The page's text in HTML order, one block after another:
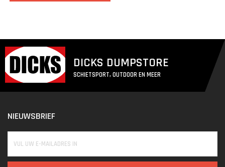
DICKS DUMPSTORE
SCHIETSPORT, OUTDOOR EN MEER
NIEUWSBRIEF